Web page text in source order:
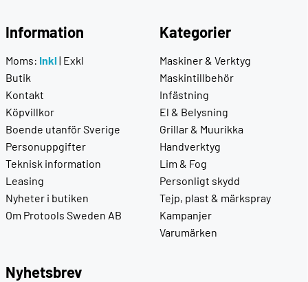
Information
Moms: Inkl | Exkl
Butik
Kontakt
Köpvillkor
Boende utanför Sverige
Personuppgifter
Teknisk information
Leasing
Nyheter i butiken
Om Protools Sweden AB
Kategorier
Maskiner & Verktyg
Maskintillbehör
Infästning
El & Belysning
Grillar & Muurikka
Handverktyg
Lim & Fog
Personligt skydd
Tejp, plast & märkspray
Kampanjer
Varumärken
Nyhetsbrev